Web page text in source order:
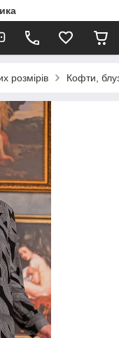
розмірів Кофти,